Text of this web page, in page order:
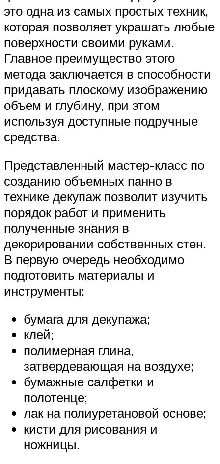
это одна из самых простых техник,
которая позволяет украшать любые
поверхности своими руками.
Главное преимущество этого
метода заключается в способности
придавать плоскому изображению
объем и глубину, при этом
используя доступные подручные
средства.
Представленный мастер-класс по
созданию объемных панно в
технике декупаж позволит изучить
порядок работ и применить
полученные знания в
декорировании собственных стен.
В первую очередь необходимо
подготовить материалы и
инструменты:
бумага для декупажа;
клей;
полимерная глина,
затвердевающая на воздухе;
бумажные салфетки и
полотенце;
лак на полиуретановой основе;
кисти для рисования и
ножницы.